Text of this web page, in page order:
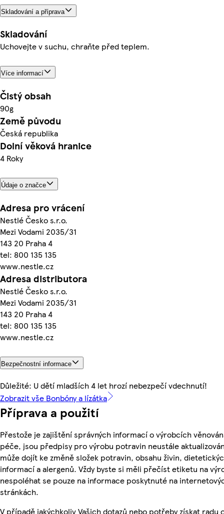
Skladování a příprava
Skladování
Uchovejte v suchu, chraňte před teplem.
Více informací
Čistý obsah
90g
Země původu
Česká republika
Dolní věková hranice
4 Roky
Údaje o značce
Adresa pro vrácení
Nestlé Česko s.r.o.
Mezi Vodami 2035/31
143 20 Praha 4
tel: 800 135 135
www.nestle.cz
Adresa distributora
Nestlé Česko s.r.o.
Mezi Vodami 2035/31
143 20 Praha 4
tel: 800 135 135
www.nestle.cz
Bezpečnostní informace
Důležité: U dětí mladších 4 let hrozí nebezpečí vdechnutí!
Zobrazit vše Bonbóny a lízátka
Příprava a použití
Přestože je zajištění správných informací o výrobcích
péče, jsou předpisy pro výrobu potravin neustále
může dojít ke změně složek potravin, obsahu živin,
informací a alergenů. Vždy byste si měli přečíst etiketu na
nespoléhat se pouze na informace poskytnuté na
stránkách.
V případě jakýchkoliv Vašich dotazů nebo potřeby získat radu